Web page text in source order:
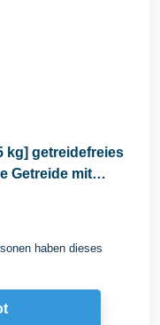
kg] getreidefreies
Getreide mit
haben dieses